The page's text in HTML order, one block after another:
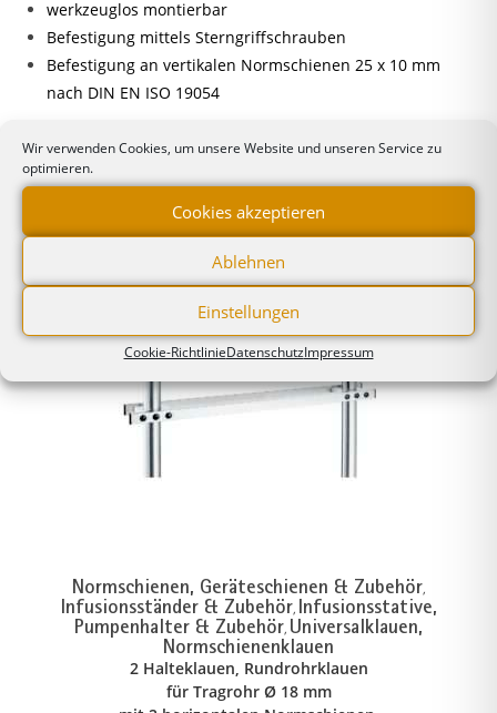
Wir verwenden Cookies, um unsere Website und unseren Service zu
optimieren.
Cookies akzeptieren
Ablehnen
Einstellungen
Cookie-RichtlinieDatenschutzImpressum
werkzeuglos montierbar
Befestigung mittels Sterngriffschrauben
Befestigung an vertikalen Normschienen 25 x 10 mm
nach DIN EN ISO 19054
Ähnliche Produkte
Normschienen, Geräteschienen & Zubehör,
Infusionsständer & Zubehör, Infusionsstative,
Pumpenhalter & Zubehör, Universalklauen,
Normschienenklauen
2 Halteklauen, Rundrohrklauen
für Tragrohr Ø 18 mm